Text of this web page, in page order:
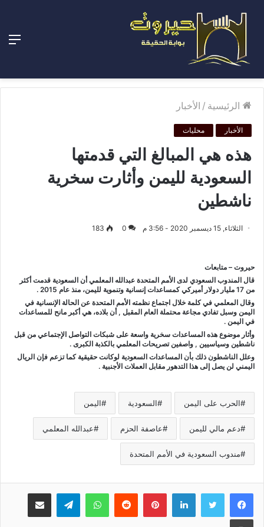
الرئيسية / الأخبار
الأخبار محليات
هذه هي المبالغ التي قدمتها
السعودية لليمن وأثارت سخرية
ناشطين
الثلاثاء, 15 ديسمبر 2020 - 3:56 م 0
183
حيروت – متابعات
قال المندوب السعودي لدى الأمم المتحدة عبدالله المعلمي أن السعودية قدمت أكثر
من 17 مليار دولار أميركي كمساعدات إنسانية وتنموية لليمن، منذ عام 2015 .
وقال المعلمي في كلمة خلال اجتماع نظمته الأمم المتحدة عن الحالة الإنسانية في
اليمن وسبل تفادي مجاعة محتملة العام المقبل , أن بلاده، هي أكبر مانح للمساعدات
في اليمن .
وأثار موضوع هذه المساعدات سخرية واسعة على شبكات التواصل الإجتماعي من قبل
ناشطين وسياسيين , واصفين تصريحات المعلمي بالكذبة الكبرى .
وعلل الناشطون ذلك بأن المساعدات السعودية لوكانت حقيقية كما تزعم فإن الريال
اليمني لن يصل إلى هذا التدهور مقابل العملات الأجنبية .
الحرب على اليمن السعودية اليمن
دعم مالي لليمن عاصفة الحزم عبدالله المعلمي
مندوب السعودية في الأمم المتحدة
لينكدإنبينتيريست واتسابتيلقرام مشاركة عبر البريد
طباعة